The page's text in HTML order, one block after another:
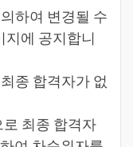
하여 변경될 수
지에 공지합니
종 합격자가 없
최종 합격자